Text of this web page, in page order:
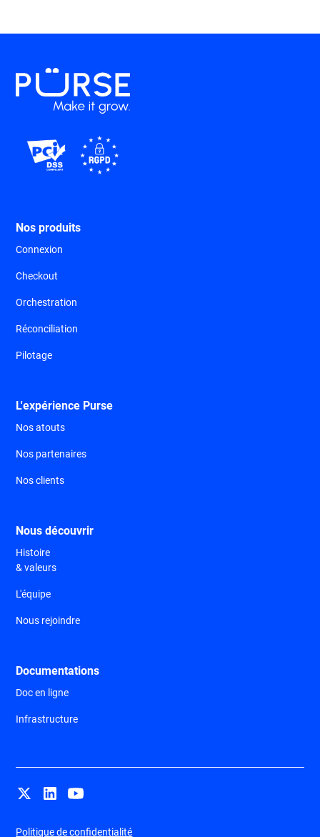
Nos produits
Connexion
Checkout
Orchestration
Réconciliation
Pilotage
L'expérience Purse
Nos atouts
Nos partenaires
Nos clients
Nous découvrir
Histoire
& valeurs
L'équipe
Nous rejoindre
Documentations
Doc en ligne
Infrastructure
Politique de confidentialité